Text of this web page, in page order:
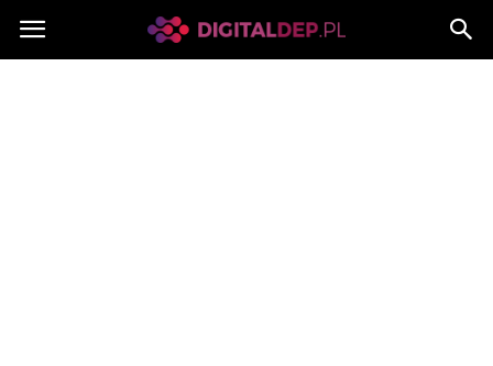
Digitaldep.pl